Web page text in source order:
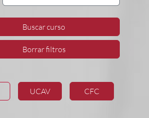
Buscar curso
Borrar filtros
UCAV CFC